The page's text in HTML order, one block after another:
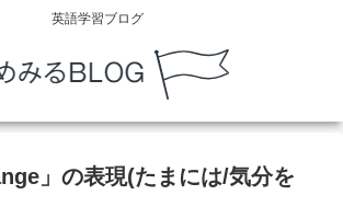
英語学習ブログ
」の表現(たまには/気分を